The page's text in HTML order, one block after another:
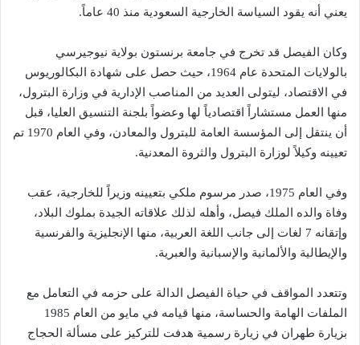
يعني أنه يقود السياسة الخارجية السعودية منذ 40 عاماً.
وكان الفيصل قد تخرج في جامعة برنستون بولاية نيوجيرسي
بالولايات المتحدة عام 1964، حيث حصل على شهادة البكالوريوس
في الاقتصاد، ليتولى العديد من المناصب الإدارية في وزارة البترول،
منها العمل مستشاراً اقتصادياً لها وعضواً بلجنة التنسيق العليا، قبل
أن ينتقل إلى المؤسسة العامة للبترول والمعادن، وفي العام 1970 تم
تعيينه وكيلاً لوزارة البترول والثروة المعدنية.
وفي العام 1975، صدر مرسوم ملكي بتعيينه وزيراً للخارجية، عقب
وفاة والده الملك فيصل، وأهله لذلك علاقاته الجيدة بملوك البلاد،
وإتقانه 7 لغات إلى جانب اللغة العربية، منها الإنجليزية والفرنسية
والإيطالية والألمانية والإسبانية والعبرية.
وتتعدد المواقف في حياة الفيصل الدالة على حزمه في التعامل مع
الملفات الهامة والحساسة، منها قيامه في مايو من العام 1985
بزيارة طهران في زيارة رسمية هدفت للتركيز على مسألة الحجاج